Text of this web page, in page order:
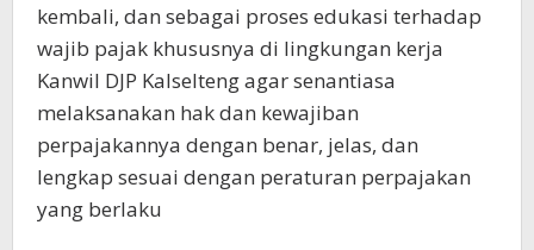
kembali, dan sebagai proses edukasi terhadap
wajib pajak khususnya di lingkungan kerja
Kanwil DJP Kalselteng agar senantiasa
melaksanakan hak dan kewajiban
perpajakannya dengan benar, jelas, dan
lengkap sesuai dengan peraturan perpajakan
yang berlaku